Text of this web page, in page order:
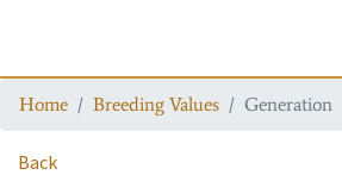
Home Breeding Values Generation
Back